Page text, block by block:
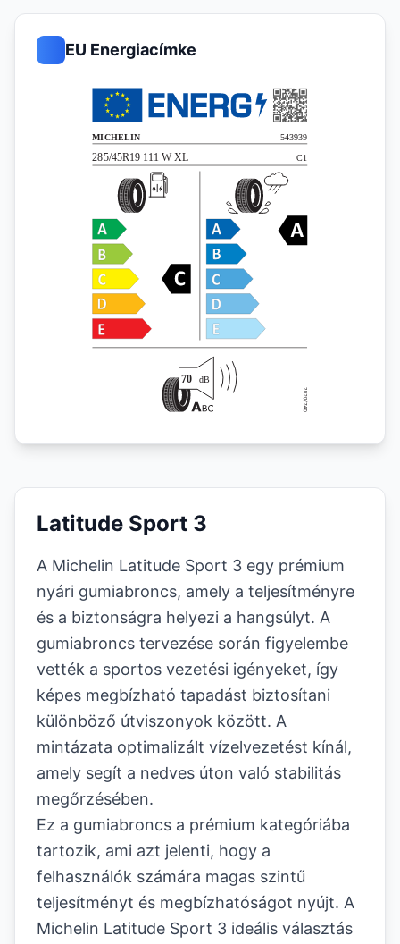
EU Energiacímke
Latitude Sport 3
A Michelin Latitude Sport 3 egy prémium
nyári gumiabroncs, amely a teljesítményre
és a biztonságra helyezi a hangsúlyt. A
gumiabroncs tervezése során figyelembe
vették a sportos vezetési igényeket, így
képes megbízható tapadást biztosítani
különböző útviszonyok között. A
mintázata optimalizált vízelvezetést kínál,
amely segít a nedves úton való stabilitás
megőrzésében.
Ez a gumiabroncs a prémium kategóriába
tartozik, ami azt jelenti, hogy a
felhasználók számára magas szintű
teljesítményt és megbízhatóságot nyújt. A
Michelin Latitude Sport 3 ideális választás